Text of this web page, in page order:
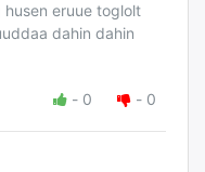
eruue toglolt
dahin dahin
- 0 - 0